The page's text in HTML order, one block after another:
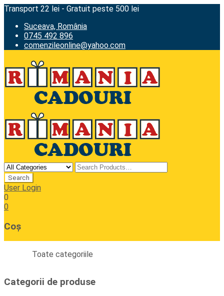
Transport 22 lei - Gratuit peste 500 lei
Suceava, România
0745 492 896
comenzileonline@yahoo.com
User Login
0
0
Coș
Toate categoriile
Categorii de produse